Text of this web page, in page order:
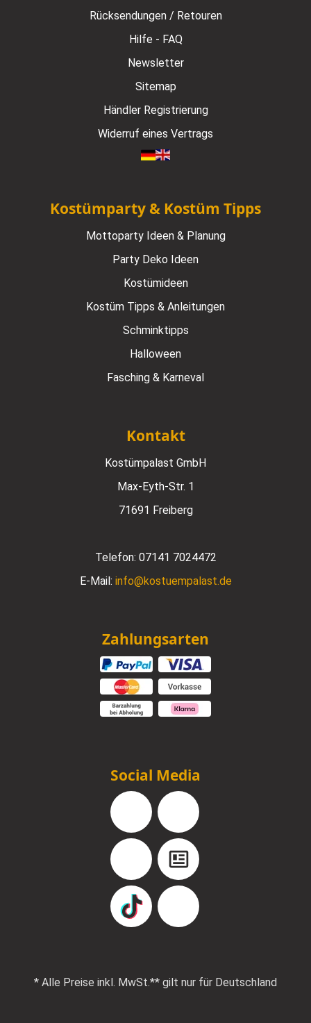
Rücksendungen / Retouren
Hilfe - FAQ
Newsletter
Sitemap
Händler Registrierung
Widerruf eines Vertrags
Kostümparty & Kostüm Tipps
Mottoparty Ideen & Planung
Party Deko Ideen
Kostümideen
Kostüm Tipps & Anleitungen
Schminktipps
Halloween
Fasching & Karneval
Kontakt
Kostümpalast GmbH
Max-Eyth-Str. 1
71691 Freiberg
Telefon: 07141 7024472
E-Mail: info@kostuempalast.de
Zahlungsarten
Social Media
Facebook Instagram
YouTube Blog
TikTok Pinterest
* Alle Preise inkl. MwSt.** gilt nur für Deutschland